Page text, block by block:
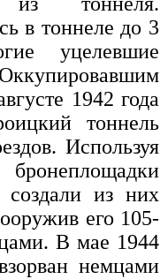
в тоннеле до 3
уцелевшие
1942 года
тоннель
Используя
создали из них
его 105-
В мае 1944
немцами